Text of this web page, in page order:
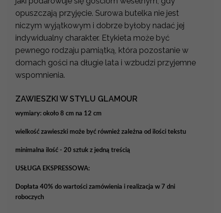
opuszczają przyjęcie. Surowa butelka nie jest
niczym wyjątkowym i dobrze byłoby nadać jej
indywidualny charakter. Etykieta może być
pewnego rodzaju pamiątką, która pozostanie w
domach gości na długie lata i wzbudzi przyjemne
wspomnienia.
ZAWIESZKI W STYLU GLAMOUR
wymiary: około 8 cm na 12 cm
wielkość zawieszki może być również zależna od ilości tekstu
minimalna ilość - 20 sztuk z jedną treścią
USŁUGA EKSPRESSOWA:
Dopłata 40% do wartości zamówienia i realizacja w 7 dni
roboczych